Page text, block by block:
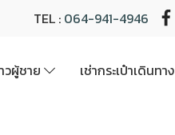
TEL : 064-941-4946
วผู้ชาย เช่ากระเป๋าเดินทาง